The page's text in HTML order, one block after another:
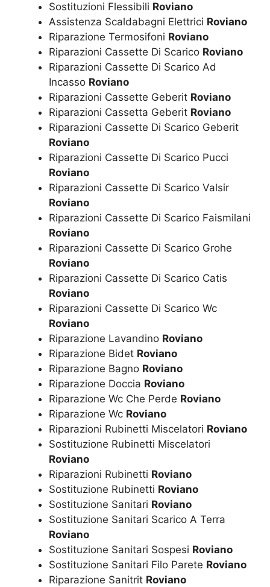
Sostituzioni Flessibili Roviano
Assistenza Scaldabagni Elettrici Roviano
Riparazione Termosifoni Roviano
Riparazioni Cassette Di Scarico Roviano
Riparazioni Cassette Di Scarico Ad
Incasso Roviano
Riparazioni Cassette Geberit Roviano
Riparazioni Cassetta Geberit Roviano
Riparazioni Cassette Di Scarico Geberit
Roviano
Riparazioni Cassette Di Scarico Pucci
Roviano
Riparazioni Cassette Di Scarico Valsir
Roviano
Riparazioni Cassette Di Scarico Faismilani
Roviano
Riparazioni Cassette Di Scarico Grohe
Roviano
Riparazioni Cassette Di Scarico Catis
Roviano
Riparazioni Cassette Di Scarico Wc
Roviano
Riparazione Lavandino Roviano
Riparazione Bidet Roviano
Riparazione Bagno Roviano
Riparazione Doccia Roviano
Riparazione Wc Che Perde Roviano
Riparazione Wc Roviano
Riparazioni Rubinetti Miscelatori Roviano
Sostituzione Rubinetti Miscelatori
Roviano
Riparazioni Rubinetti Roviano
Sostituzione Rubinetti Roviano
Sostituzione Sanitari Roviano
Sostituzione Sanitari Scarico A Terra
Roviano
Sostituzione Sanitari Sospesi Roviano
Sostituzione Sanitari Filo Parete Roviano
Riparazione Sanitrit Roviano